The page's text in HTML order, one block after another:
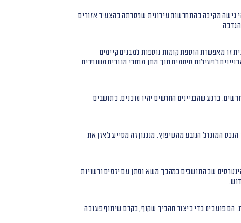
גישה מקיפה להתחדשות עירונית שמטרתה להצעיר אזורים
זו מאפשרת הוספת קומות נוספות למבנים קיימים
כוח טרנספורמטיבי בהבטחת עמידות הבניינים לפעילות סיסמית תוך מתן מרחבי מגורים משופרים
ברגע שהבניינים החדשים יהיו מוכנים, לתושבים
המוגדל הנובע מהשיפוץ. מנגנון זה מסייע לאזן את
של התושבים במהלך משא ומתן עם יזמים ורשויות
הם פועלים כדי ליצור תהליך שקוף, לקדם שיתוף פעולה